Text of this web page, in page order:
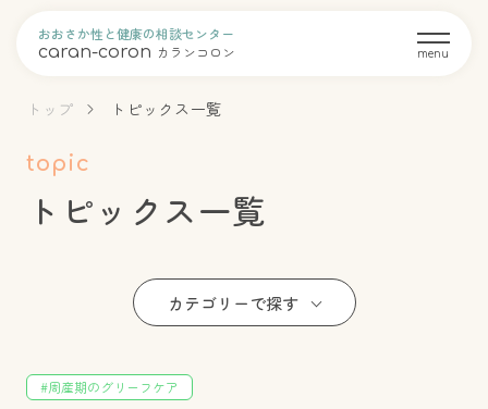
おおさか性と健康の相談センター
caran-coron カランコロン menu
トップ トピックス一覧
topic
トピックス一覧
カテゴリーで探す
#周産期のグリーフケア